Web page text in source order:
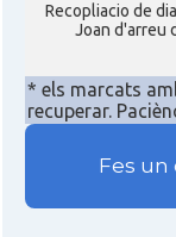
Recopliacio de
Joan d'arreu
* els marcats
recuperar.
Fes un